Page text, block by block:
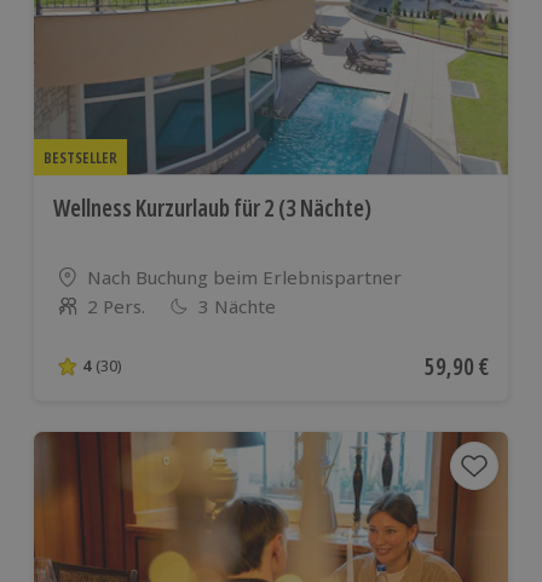
BESTSELLER
Wellness Kurzurlaub für 2 (3 Nächte)
Standort
Nach Buchung beim Erlebnispartner
Anzahl der Teilnehmer
2 Pers. 3 Nächte
4 von 5 Sternen basierend auf 30 Bewertungen
4 (30) Aktueller
59,90 €